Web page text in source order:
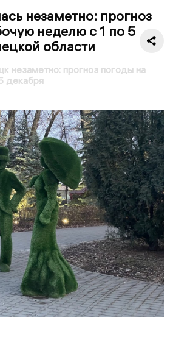
незаметно: прогноз
неделю с 1 по 5
области
незаметно: прогноз погоды на
декабря